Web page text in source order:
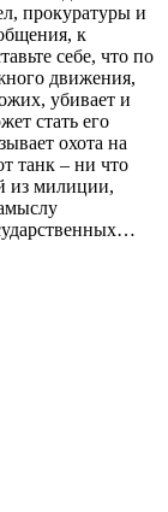
прокуратуры и
к
себе, что по
движения,
убивает и
стать его
охота на
танк – ни что
из милиции,